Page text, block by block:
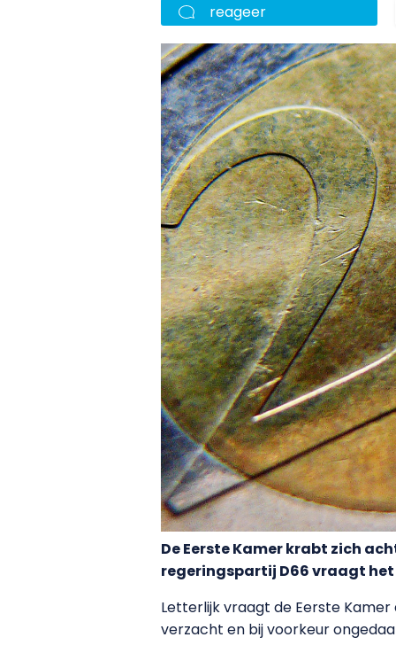
reageer
De Eerste Kamer krabt zich
regeringspartij D66 vraagt
Letterlijk vraagt de Eerste
verzacht en bij voorkeur